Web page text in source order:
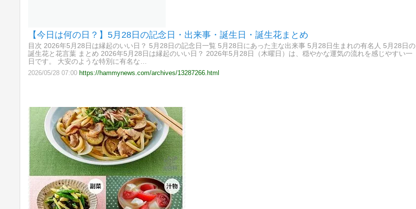
【今日は何の日？】5月28日の記念日・出来事・誕生日・誕生花まとめ
目次 2026年5月28日は縁起のいい日？ 5月28日の記念日一覧 5月28日にあった主な出来事 5月28日生まれの有名人 5月28日の
誕生花と花言葉 まとめ 2026年5月28日は縁起のいい日？ 2026年5月28日（木曜日）は、穏やかな運気の流れを感じやすい一
日です。 大安のような特別に有名な…
2026/05/28 07:00 https://hammynews.com/archives/13287266.html